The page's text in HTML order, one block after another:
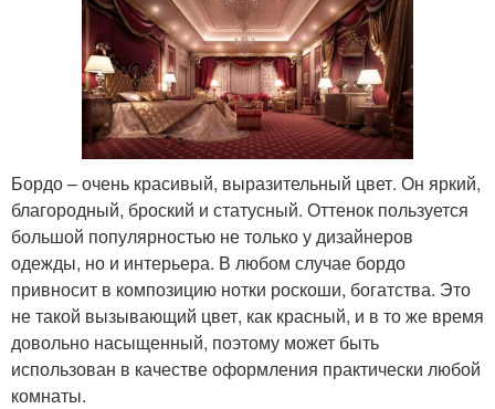
Бордо – очень красивый, выразительный цвет. Он яркий,
благородный, броский и статусный. Оттенок пользуется
большой популярностью не только у дизайнеров
одежды, но и интерьера. В любом случае бордо
привносит в композицию нотки роскоши, богатства. Это
не такой вызывающий цвет, как красный, и в то же время
довольно насыщенный, поэтому может быть
использован в качестве оформления практически любой
комнаты.